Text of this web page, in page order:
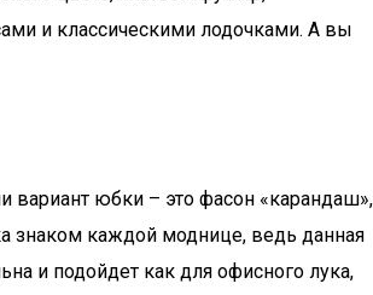
и классическими лодочками. А вы
юбки – это фасон «карандаш»,
знаком каждой моднице, ведь данная
и подойдет как для офисного лука,